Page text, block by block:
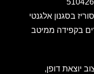
בסגנון אלגנטי
בקפידה ממיטב
יוצאת דופן,